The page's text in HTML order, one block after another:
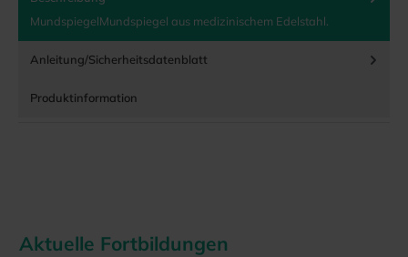
MundspiegelMundspiegel aus medizinischem Edelstahl.
Anleitung/Sicherheitsdatenblatt
Produktinformation
Aktuelle Fortbildungen